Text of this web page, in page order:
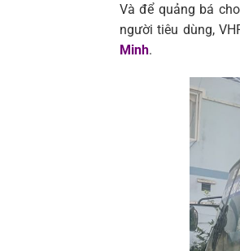
Và để quảng bá
người tiêu dùng,
Minh.